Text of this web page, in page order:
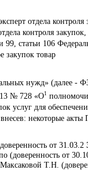
отдела контроля
контроля закупок,
99, статьи 106
закупок товар
нужд» (далее -
№ 728 «О1
услуг для
некоторые акты
от 31.03.2
(доверенность от
Т.Н.